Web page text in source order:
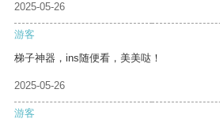
2025-05-26
游客
梯子神器，ins随便看，美美哒！
2025-05-26
游客